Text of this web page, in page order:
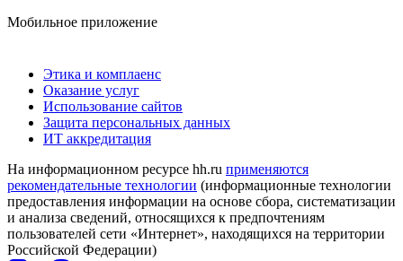
Мобильное приложение
Этика и комплаенс
Оказание услуг
Использование сайтов
Защита персональных данных
ИТ аккредитация
На информационном ресурсе hh.ru применяются
рекомендательные технологии (информационные технологии
предоставления информации на основе сбора, систематизации
и анализа сведений, относящихся к предпочтениям
пользователей сети «Интернет», находящихся на территории
Российской Федерации)